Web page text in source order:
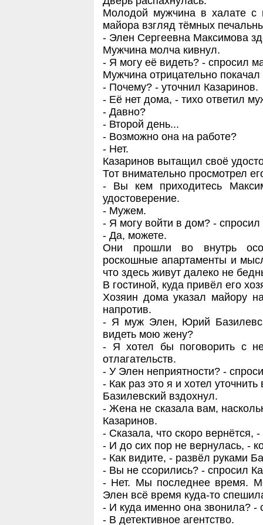
Молодой мужчина в халате с
майора взгляд тёмных
- Элен Сергеевна Максимова
Мужчина молча кивнул.
- Я могу её видеть? - спросил
Мужчина отрицательно покачал
- Почему? - уточнил Казаринов.
- Её нет дома, - тихо ответил
- Давно?
- Второй день...
- Возможно она на работе?
- Нет.
Казаринов вытащил своё
Тот внимательно просмотрел
- Вы кем приходитесь
удостоверение.
- Мужем.
- Я могу войти в дом? -
- Да, можете.
Они прошли во внутрь
роскошные апартаменты и
что здесь живут далеко не
В гостиной, куда привёл его
Хозяин дома указал майору
напротив.
- Я муж Элен, Юрий
видеть мою жену?
- Я хотел бы поговорить с
отлагательств.
- У Элен неприятности? -
- Как раз это я и хотел
Базилевский вздохнул.
- Жена не сказала вам,
Казаринов.
- Сказала, что скоро вернётся,
- И до сих пор не вернулась, -
- Как видите, - развёл руками
- Вы не ссорились? - спросил
- Нет. Мы последнее время.
Элен всё время куда-то
- И куда именно она звонила? -
- В детективное агентство.